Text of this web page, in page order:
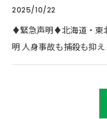
2025/10/22
♦️緊急声明♦️北海道・東
明 人身事故も捕殺も抑